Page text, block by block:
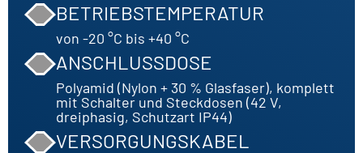
BETRIEBSTEMPERATUR
von -20 °C bis +40 °C
ANSCHLUSSDOSE
Polyamid (Nylon + 30 % Glasfaser), komplett
mit Schalter und Steckdosen (42 V,
dreiphasig, Schutzart IP44)
VERSORGUNGSKABEL